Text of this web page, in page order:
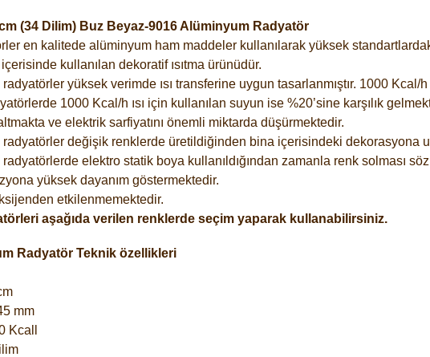
(34 Dilim) Buz Beyaz-9016 Alüminyum Radyatör
en kalitede alüminyum ham maddeler kullanılarak yüksek
kullanılan dekoratif ısıtma ürünüdür.
yüksek verimde ısı transferine uygun tasarlanmıştır. 1000 Kcal/
1000 Kcal/h ısı için kullanılan suyun ise %20’sine karşılık
ve elektrik sarfiyatını önemli miktarda düşürmektedir.
değişik renklerde üretildiğinden bina içerisindeki dekorasyona
elektro statik boya kullanıldığından zamanla renk solması
yüksek dayanım göstermektedir.
etkilenmemektedir.
aşağıda verilen renklerde seçim yaparak kullanabilirsiniz.
Radyatör Teknik özellikleri
mm
Kcall